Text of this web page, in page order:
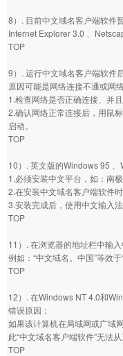
8）. 目前中文域名客户端软件
Internet Explorer 3.0 、
TOP
9）. 运行中文域名客户端软件
原因可能是网络连接不通或网
1.检查网络是否正确连接、并
2.确认网络正常连接后，用鼠
启动。
TOP
10）. 英文版的Windows 95
1.必须安装中文平台，如：南
2.在安装中文域名客户端软件
3.安装完成后，使用中文输入
TOP
11）. 在浏览器的地址栏中输
例如：“中文域名。中国”等效
TOP
12）. 在Windows NT 4.0和
错误原因：
如果该计算机在局域网或广域
此“中文域名客户端软件”无法
TOP